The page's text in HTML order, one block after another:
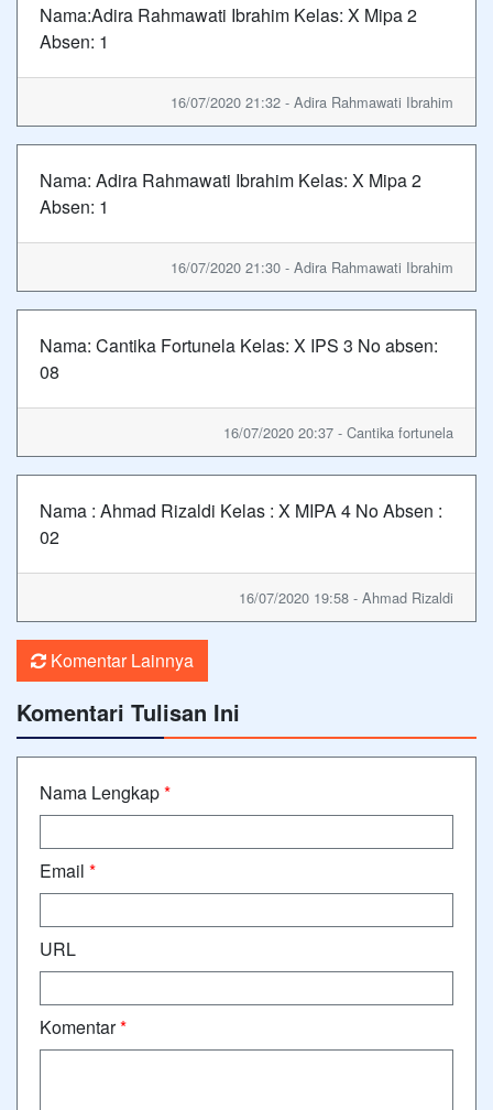
Nama:Adira Rahmawati Ibrahim Kelas: X Mipa 2
Absen: 1
16/07/2020 21:32 - Adira Rahmawati Ibrahim
Nama: Adira Rahmawati Ibrahim Kelas: X Mipa 2
Absen: 1
16/07/2020 21:30 - Adira Rahmawati Ibrahim
Nama: Cantika Fortunela Kelas: X IPS 3 No absen:
08
16/07/2020 20:37 - Cantika fortunela
Nama : Ahmad Rizaldi Kelas : X MIPA 4 No Absen :
02
16/07/2020 19:58 - Ahmad Rizaldi
Komentar Lainnya
Komentari Tulisan Ini
Nama Lengkap*
Email *
URL
Komentar*